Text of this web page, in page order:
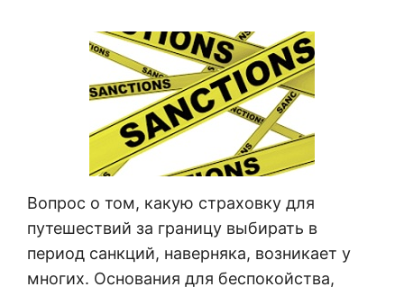
Вопрос о том, какую страховку для
путешествий за границу выбирать в
период санкций, наверняка, возникает у
многих. Основания для беспокойства,